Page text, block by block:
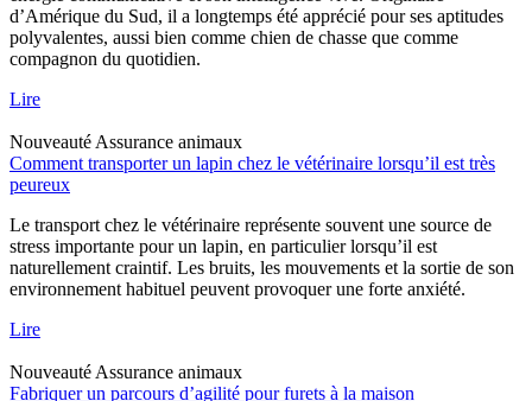
d’Amérique du Sud, il a longtemps été apprécié pour ses aptitudes
polyvalentes, aussi bien comme chien de chasse que comme
compagnon du quotidien.
Lire
Nouveauté Assurance animaux
Comment transporter un lapin chez le vétérinaire lorsqu’il est très
peureux
Le transport chez le vétérinaire représente souvent une source de
stress importante pour un lapin, en particulier lorsqu’il est
naturellement craintif. Les bruits, les mouvements et la sortie de son
environnement habituel peuvent provoquer une forte anxiété.
Lire
Nouveauté Assurance animaux
Fabriquer un parcours d’agilité pour furets à la maison